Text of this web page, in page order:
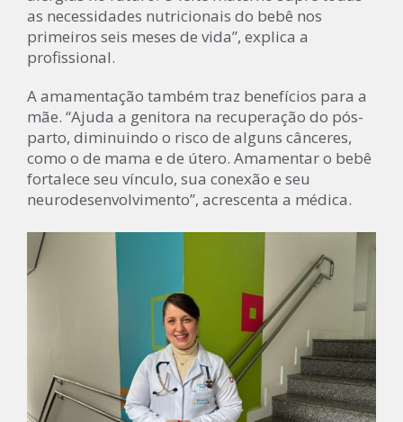
as necessidades nutricionais do bebê nos
primeiros seis meses de vida”, explica a
profissional.
A amamentação também traz benefícios para a
mãe. “Ajuda a genitora na recuperação do pós-
parto, diminuindo o risco de alguns cânceres,
como o de mama e de útero. Amamentar o bebê
fortalece seu vínculo, sua conexão e seu
neurodesenvolvimento”, acrescenta a médica.